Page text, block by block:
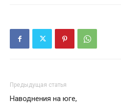
Предыдущая статья
Наводнения на юге,